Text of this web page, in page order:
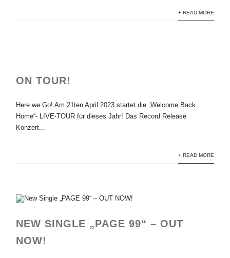
+ READ MORE
ON TOUR!
Here we Go! Am 21ten April 2023 startet die „Welcome Back
Home“- LIVE-TOUR für dieses Jahr! Das Record Release
Konzert...
+ READ MORE
NEW SINGLE „PAGE 99“ – OUT
NOW!